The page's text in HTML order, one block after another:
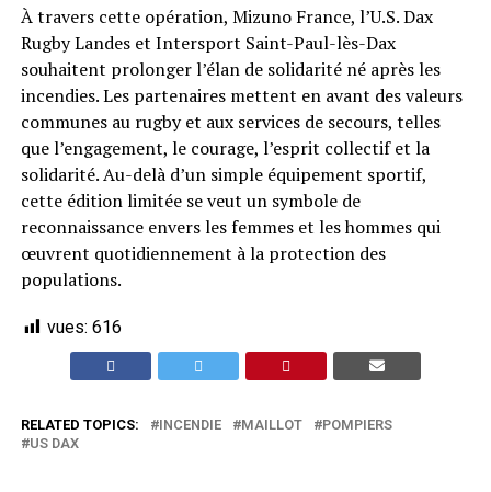
À travers cette opération, Mizuno France, l’U.S. Dax
Rugby Landes et Intersport Saint-Paul-lès-Dax
souhaitent prolonger l’élan de solidarité né après les
incendies. Les partenaires mettent en avant des valeurs
communes au rugby et aux services de secours, telles
que l’engagement, le courage, l’esprit collectif et la
solidarité. Au-delà d’un simple équipement sportif,
cette édition limitée se veut un symbole de
reconnaissance envers les femmes et les hommes qui
œuvrent quotidiennement à la protection des
populations.
vues: 616
RELATED TOPICS: INCENDIE MAILLOT
POMPIERS
US DAX